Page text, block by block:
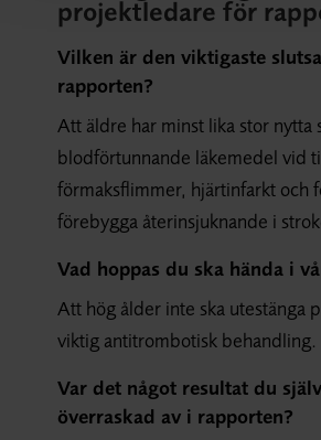
projektledare för
Vilken är den viktigaste
rapporten?
Att äldre har minst lika stor nytta
blodförtunnande läkemedel vid
förmaksflimmer, hjärtinfarkt och
förebygga återinsjuknande i
Vad hoppas du ska hända i
Att hög ålder inte ska utestänga
viktig antitrombotisk behandling.
Var det något resultat du
överraskad av i rapporten?